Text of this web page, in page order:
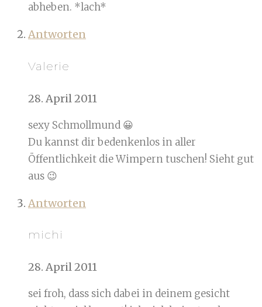
abheben. *lach*
Antworten
Valerie
28. April 2011
sexy Schmollmund 😀
Du kannst dir bedenkenlos in aller
Öffentlichkeit die Wimpern tuschen! Sieht gut
aus 😉
Antworten
michi
28. April 2011
sei froh, dass sich dabei in deinem gesicht